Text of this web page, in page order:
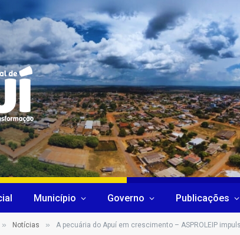
Município Governo Publicações
» Notícias » A pecuária do Apuí em crescimento – ASPROLEIP